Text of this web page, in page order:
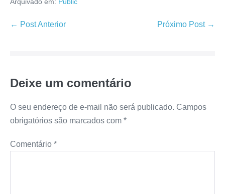
← Post Anterior Próximo Post →
Deixe um comentário
O seu endereço de e-mail não será publicado. Campos
obrigatórios são marcados com *
Comentário *